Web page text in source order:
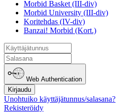
Morbid Basket (III-div)
Morbid University (III-div)
Koritehdas (IV-div)
Banzai! Morbid (Kort.)
Web Authentication
Kirjaudu
Unohtuiko käyttäjätunnus/salasana?
Rekisteröidy